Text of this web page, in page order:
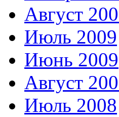
Август
Июль 2009
Июнь 2009
Август
Июль 2008